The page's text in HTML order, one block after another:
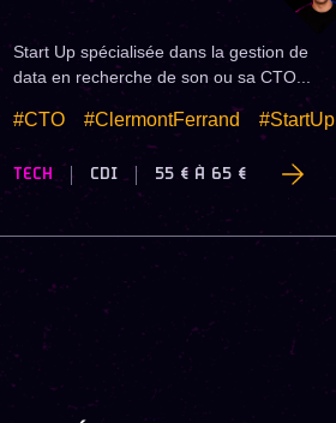
Start Up spécialisée dans la gestion de
data en recherche de son ou sa CTO...
#CTO #ClermontFerrand #StartUp
TECH CDI 55 € À 65 €